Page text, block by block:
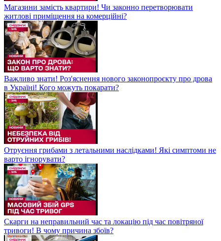
Магазини замість квартири! Чи законно перетворювати
житлові приміщення на комерційні?
Важливо знати! Роз'яснення нового законопроєкту про дрова
в Україні! Кого можуть покарати?
Отруєння грибами з летальними наслідками! Які симптоми не
варто ігнорувати?
Скарги на неправильний час та локацію під час повітряної
тривоги! В чому причина збоїв?